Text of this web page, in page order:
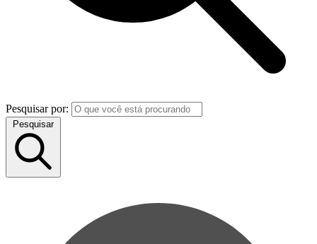
Pesquisar por:
Pesquisar